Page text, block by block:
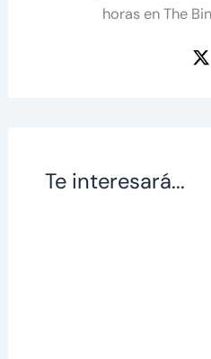
horas en The
Te interesará...